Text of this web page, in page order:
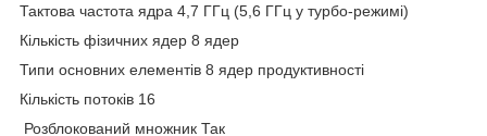
Тактова частота ядра 4,7 ГГц (5,6 ГГц у турбо-режимі)
Кількість фізичних ядер 8 ядер
Типи основних елементів 8 ядер продуктивності
Кількість потоків 16
Розблокований множник Так